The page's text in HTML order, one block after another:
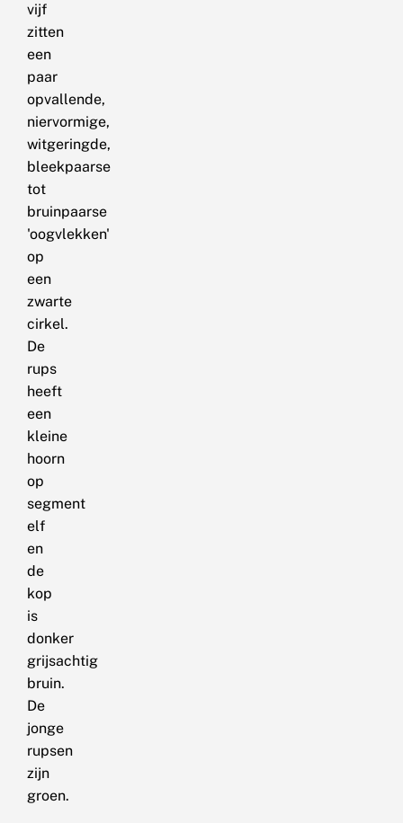
vijf
zitten
een
paar
opvallende,
niervormige,
witgeringde,
bleekpaarse
tot
bruinpaarse
'oogvlekken'
op
een
zwarte
cirkel.
De
rups
heeft
een
kleine
hoorn
op
segment
elf
en
de
kop
is
donker
grijsachtig
bruin.
De
jonge
rupsen
zijn
groen.